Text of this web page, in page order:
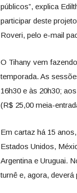
públicos”, explica
participar deste
Roveri, pelo e-mail
O Tihany vem
temporada. As
16h30 e às 20h30;
(R$ 25,00 meia-
Em cartaz há 15
Estados Unidos,
Argentina e Uruguai.
turnê e, agora,